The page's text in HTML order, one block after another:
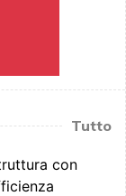
Tutto
con